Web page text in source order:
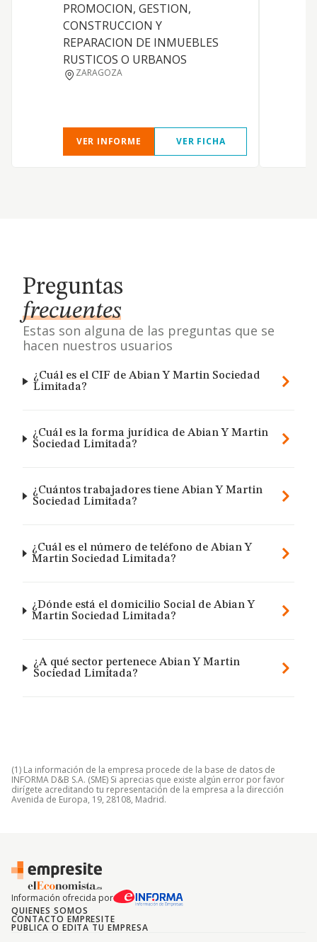
PROMOCION, GESTION,
CONSTRUCCION Y
REPARACION DE INMUEBLES
RUSTICOS O URBANOS
ZARAGOZA
VER INFORME VER FICHA
Preguntas
frecuentes
Estas son alguna de las preguntas que se
hacen nuestros usuarios
¿Cuál es el CIF de Abian Y Martin Sociedad
Limitada?
¿Cuál es la forma jurídica de Abian Y Martin
Sociedad Limitada?
¿Cuántos trabajadores tiene Abian Y Martin
Sociedad Limitada?
¿Cuál es el número de teléfono de Abian Y
Martin Sociedad Limitada?
¿Dónde está el domicilio Social de Abian Y
Martin Sociedad Limitada?
¿A qué sector pertenece Abian Y Martin
Sociedad Limitada?
(1) La información de la empresa procede de la base de datos de
INFORMA D&B S.A. (SME) Si aprecias que existe algún error por favor
dirígete acreditando tu representación de la empresa a la dirección
Avenida de Europa, 19, 28108, Madrid.
Información ofrecida por
QUIENES SOMOS
CONTACTO EMPRESITE
PUBLICA O EDITA TU EMPRESA